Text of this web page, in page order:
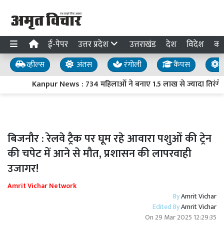
ई-पेपर उत्तर प्रदेश उत्तराखंड देश विदेश
व्हील्स अंतस रंगोली कैंपस
Kanpur News : 734 महिलाओं ने बनाए 1.5 लाख से ज्यादा तिरंगे,
बिजनौर : रेलवे ट्रैक पर घूम रहे आवारा पशुओं की ट्रेन
की चपेट में आने से मौत, प्रशासन की लापरवाही
उजागर!
Amrit Vichar Network
ByAmrit Vichar
Edited ByAmrit Vichar
On 29 Mar 2025 12:29:35